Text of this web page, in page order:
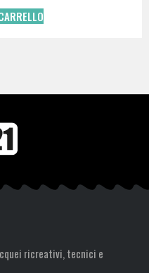
ricreativi, tecnici e